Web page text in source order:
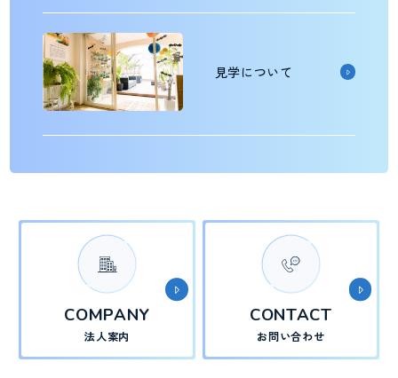
見学について
COMPANY
法人案内
CONTACT
お問い合わせ